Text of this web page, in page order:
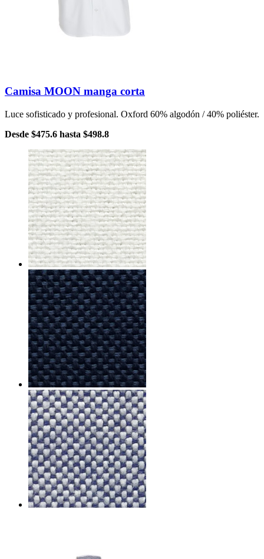
Camisa MOON manga corta
Luce sofisticado y profesional. Oxford 60% algodón / 40% poliéster.
Desde $475.6 hasta $498.8